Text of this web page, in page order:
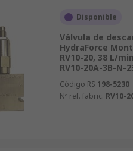
Disponible
Válvula de
HydraForce
RV10-20, 38 L/
RV10-20A-3B-N-
Código RS 198-5230
Nº ref. fabric. RV10-